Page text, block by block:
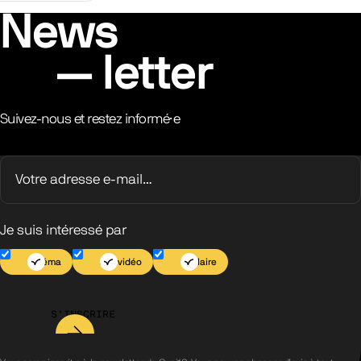
News
letter
Suivez-nous et restez informé·e
Je suis intéressé par
Cinéma Jeu vidéo Scolaire
S’INSCRIRE